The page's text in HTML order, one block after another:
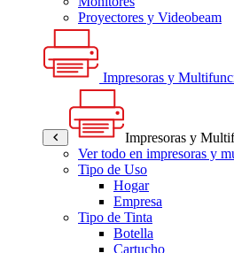
Proyectores y Videobeam
Impresoras y
Impresoras y
Ver todo en impresoras y
Tipo de Uso
Hogar
Empresa
Tipo de Tinta
Botella
Cartucho